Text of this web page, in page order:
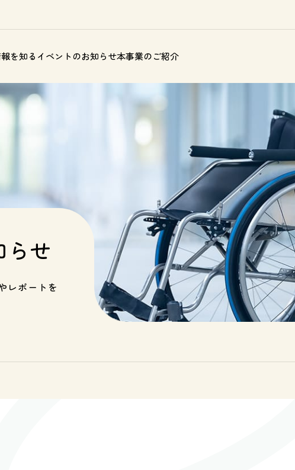
を知る イベントのお知らせ本事業のご紹介
らせ
レポートを